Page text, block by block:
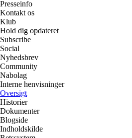
Presseinfo
Kontakt os
Klub
Hold dig opdateret
Subscribe
Social
Nyhedsbrev
Community
Nabolag
Interne henvisninger
Oversigt
Historier
Dokumenter
Blogside
Indholdskilde